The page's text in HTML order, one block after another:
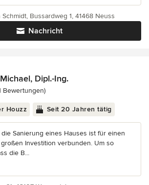
Nachricht
Schmidt, Bussardweg 1, 41468 Neuss
Dipl.-Ing.
4.6 von 5 Sternen
Bewertungen)
Houzz Seit 20 Jahren tätig
Sanierung eines Hauses ist für einen
Investition verbunden. Um so
die B...